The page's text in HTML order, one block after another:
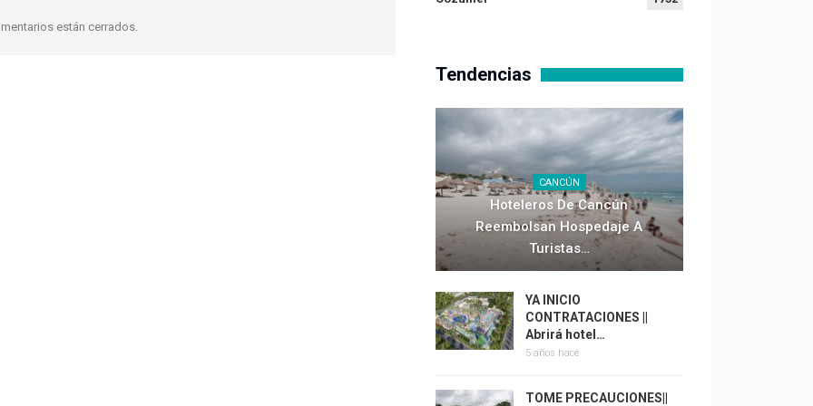
están cerrados.
Tendencias
CANCÚN
Hoteleros De Cancún
Reembolsan Hospedaje A
Turistas…
YA INICIO
CONTRATACIONES ||
Abrirá hotel…
5 años hace
TOME PRECAUCIONES||